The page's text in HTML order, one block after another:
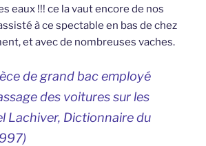
eaux !!! ce la vaut encore de nos
à ce spectable en bas de chez
et avec de nombreuses vaches.
de grand bac employé
des voitures sur les
Lachiver, Dictionnaire du